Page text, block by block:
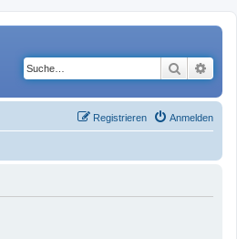
Suche
Anmelden
Registrieren